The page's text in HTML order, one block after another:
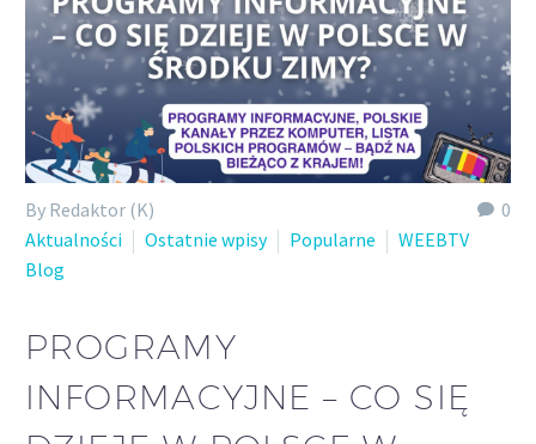
0
By Redaktor (K)
Aktualności
Ostatnie wpisy Popularne
WEEBTV
Blog
PROGRAMY
INFORMACYJNE – CO SIĘ